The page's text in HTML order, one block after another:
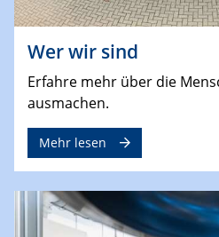
Wer wir sind
Erfahre mehr über die
ausmachen.
Mehr lesen